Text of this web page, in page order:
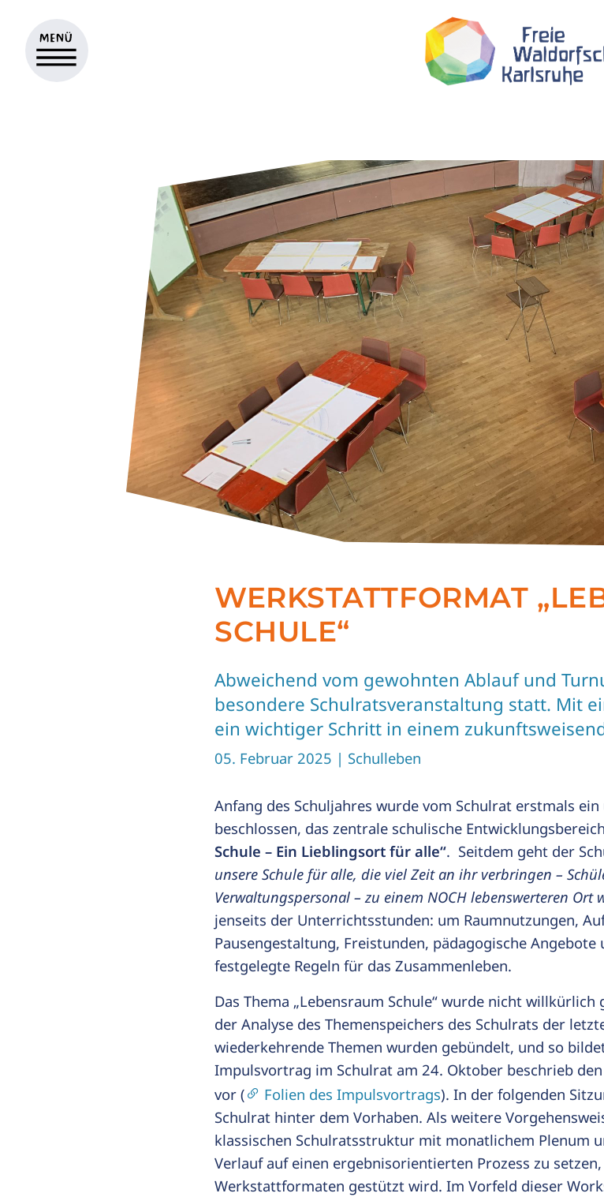
WERKSTATTFORMAT
SCHULE“
Abweichend vom gewohnten Ablauf und
besondere Schulratsveranstaltung statt. Mit
ein wichtiger Schritt in einem
05. Februar 2025 | Schulleben
Anfang des Schuljahres wurde vom Schulrat erstmals
beschlossen, das zentrale schulische
Schule – Ein Lieblingsort für alle“. Seitdem geht der
unsere Schule für alle, die viel Zeit an ihr verbringen –
Verwaltungspersonal – zu einem NOCH lebenswerteren Ort
jenseits der Unterrichtsstunden: um Raumnutzungen,
Pausengestaltung, Freistunden, pädagogische
festgelegte Regeln für das Zusammenleben.
Das Thema „Lebensraum Schule“ wurde nicht
der Analyse des Themenspeichers des Schulrats der
wiederkehrende Themen wurden gebündelt, und so
Impulsvortrag im Schulrat am 24. Oktober beschrieb
vor (
Folien des Impulsvortrags). In der folgenden
Schulrat hinter dem Vorhaben. Als weitere
klassischen Schulratsstruktur mit monatlichem Plenum
Verlauf auf einen ergebnisorientierten Prozess zu
Werkstattformaten gestützt wird. Im Vorfeld dieser